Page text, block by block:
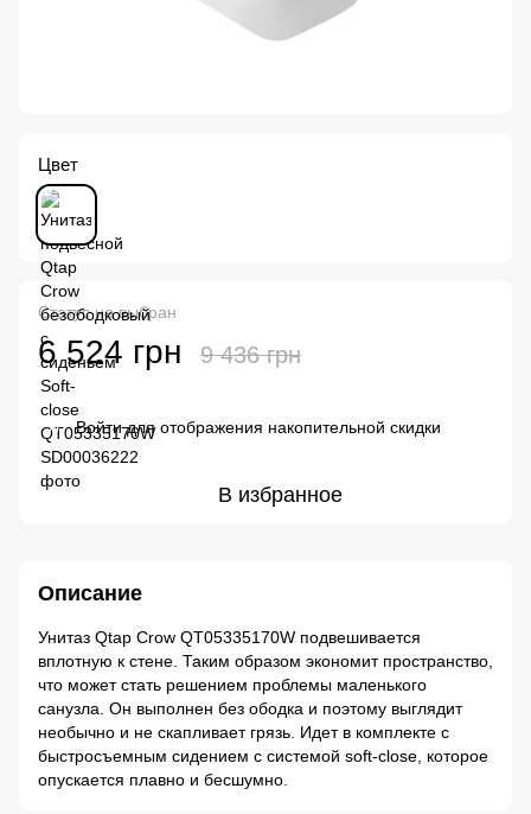
Цвет
Статус не выбран
6 524 грн 9 436 грн
% Войтидля отображения накопительной скидки
В избранное
Описание
Унитаз Qtap Crow QT05335170W подвешивается
вплотную к стене. Таким образом экономит пространство,
что может стать решением проблемы маленького
санузла. Он выполнен без ободка и поэтому выглядит
необычно и не скапливает грязь. Идет в комплекте с
быстросъемным сидением с системой soft-close, которое
опускается плавно и бесшумно.